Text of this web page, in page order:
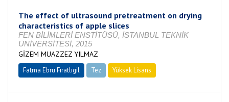
The effect of ultrasound pretreatment on drying
characteristics of apple slices
FEN BİLİMLERİ ENSTİTÜSÜ, İSTANBUL TEKNİK
ÜNİVERSİTESİ, 2015
GİZEM MUAZZEZ YILMAZ
Fatma Ebru Fıratlıgil Tez Yüksek Lisans